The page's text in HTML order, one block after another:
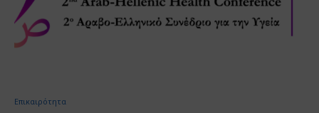
Επικαιρότητα